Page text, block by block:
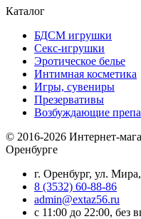
Каталог
БДСМ игрушки
Секс-игрушки
Эротическое белье
Интимная косметика
Игры, сувениры
Презервативы
Возбуждающие
© 2016-2026 Интернет-
Оренбурге
г. Оренбург, ул.
8 (3532) 60-88-86
admin@extaz56.ru
c 11:00 до 22:00, без